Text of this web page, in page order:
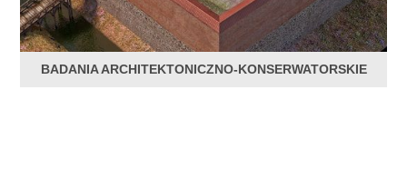
BADANIA ARCHITEKTONICZNO-KONSERWATORSKIE